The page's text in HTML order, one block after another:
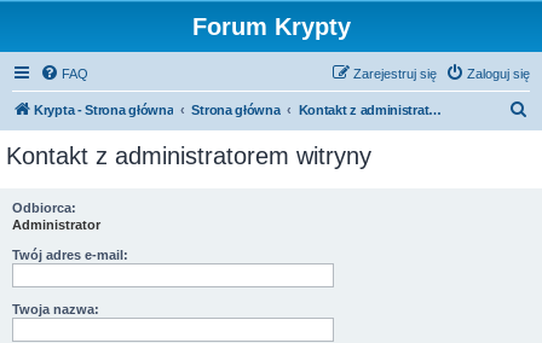
Forum Krypty
FAQ Zaloguj się
Zarejestruj się
Krypta - Strona główna Strona główna Kontakt z administratorem witryny
Kontakt z administratorem witryny
Odbiorca:
Administrator
Twój adres e-mail:
Twoja nazwa: